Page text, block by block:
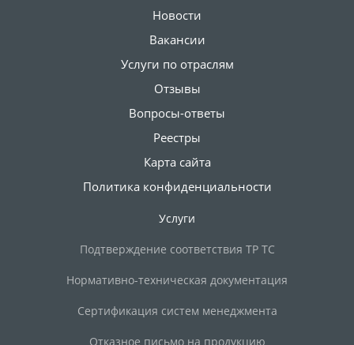
Новости
Вакансии
Услуги по отраслям
Отзывы
Вопросы-ответы
Реестры
Карта сайта
Политика конфиденциальности
Услуги
Подтверждение соответствия ТР ТС
Нормативно-техническая документация
Сертификация систем менеджмента
Отказное письмо на продукцию